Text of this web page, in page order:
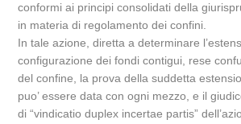
conformi ai principi consolidati della
in materia di regolamento dei confini.
In tale azione, diretta a determinare
configurazione dei fondi contigui, rese
del confine, la prova della suddetta
puo’ essere data con ogni mezzo, e il
di “vindicatio duplex incertae partis”